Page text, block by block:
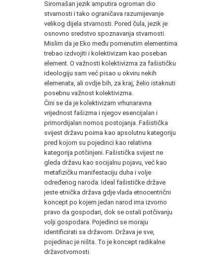
Siromašan jezik amputira ogroman dio
stvarnosti i tako ograničava razumijevanje
velikog dijela stvarnosti. Pored čula, jezik je
osnovno sredstvo spoznavanja stvarnosti.
Mislim da je Eko među pomenutim elementima
trebao izdvojiti i kolektivizam kao poseban
element. O važnosti kolektivizma za fašističku
ideologiju sam već pisao u okviru nekih
elemenata, ali ovdje bih, za kraj, želio istaknuti
posebnu važnost kolektivizma.
Čini se da je kolektivizam vrhunaravna
vrijednost fašizma i njegov esencijalan i
primordijalan nomos postojanja. Fašistička
svijest državu poima kao apsolutnu kategoriju
pred kojom su pojedinci kao relativna
kategorija potčinjeni. Fašistička svijest ne
gleda državu kao socijalnu pojavu, već kao
metafizičku manifestaciju duha i volje
određenog naroda. Ideal fašističke države
jeste etnička država gdje vlada etnocentrični
koncept po kojem jedan narod ima izvorno
pravo da gospodari, dok se ostali potčivanju
volji gospodara. Pojedinci se moraju
identificirati sa državom. Država je sve,
pojedinac je ništa. To je koncept radikalne
državotvornosti.